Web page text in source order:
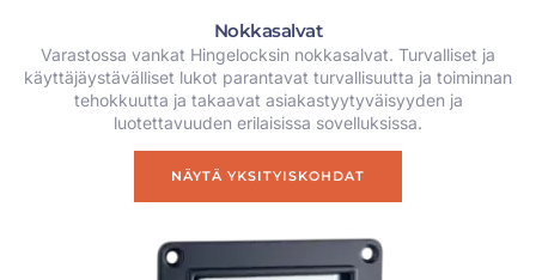
Nokkasalvat
Varastossa vankat Hingelocksin nokkasalvat. Turvalliset ja
käyttäjäystävälliset lukot parantavat turvallisuutta ja toiminnan
tehokkuutta ja takaavat asiakastyytyväisyyden ja
luotettavuuden erilaisissa sovelluksissa.
NÄYTÄ YKSITYISKOHDAT